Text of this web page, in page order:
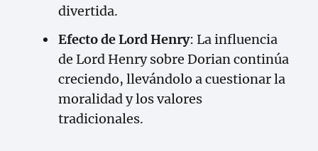
divertida.
Efecto de Lord Henry: La influencia
de Lord Henry sobre Dorian continúa
creciendo, llevándolo a cuestionar la
moralidad y los valores
tradicionales.